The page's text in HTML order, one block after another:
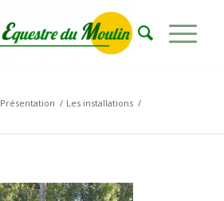
Présentation / Les installations /